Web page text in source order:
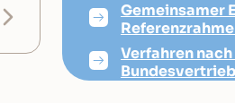
Gemeinsamer
Verfahren